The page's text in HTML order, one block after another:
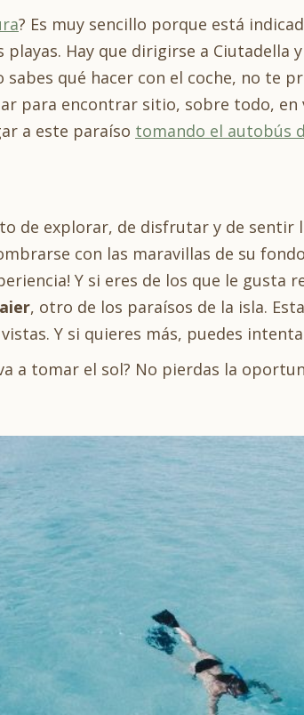
? Es muy sencillo porque está
Hay que dirigirse a Ciutadella
qué hacer con el coche, no te
para encontrar sitio, sobre todo,
a este paraíso tomando el autobús
de explorar, de disfrutar y de sentir
con las maravillas de su
Y si eres de los que le gusta
, otro de los paraísos de la isla.
Y si quieres más, puedes
a tomar el sol? No pierdas la